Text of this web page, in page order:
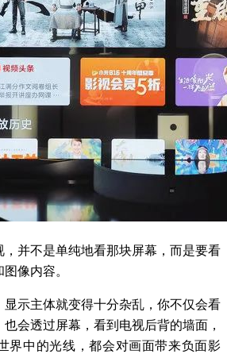
，并不是单纯地看那块屏幕，而是要看
像内容。
显示主体就变得十分杂乱，你不仅会看
会透过屏幕，看到电视后背的墙面，
界中的光线，都会对画面带来负面影